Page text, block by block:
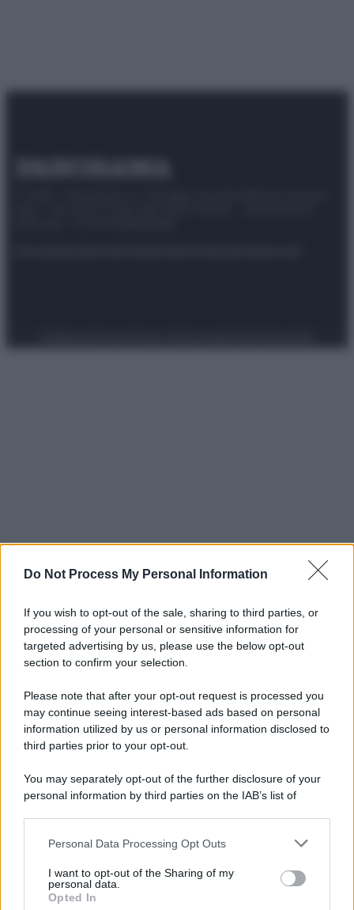
Do Not Process My Personal Information
If you wish to opt-out of the sale, sharing to third parties, or
processing of your personal or sensitive information for
targeted advertising by us, please use the below opt-out
section to confirm your selection.
Please note that after your opt-out request is processed you
may continue seeing interest-based ads based on personal
information utilized by us or personal information disclosed to
third parties prior to your opt-out.
You may separately opt-out of the further disclosure of your
personal information by third parties on the IAB’s list of
This information may also be disclosed by us to third parties
disclose it to other third parties.
Please note that this website/app uses one or more Google
Personal Data Processing Opt Outs
I want to opt-out of the Sharing of my
personal data.
Opted In